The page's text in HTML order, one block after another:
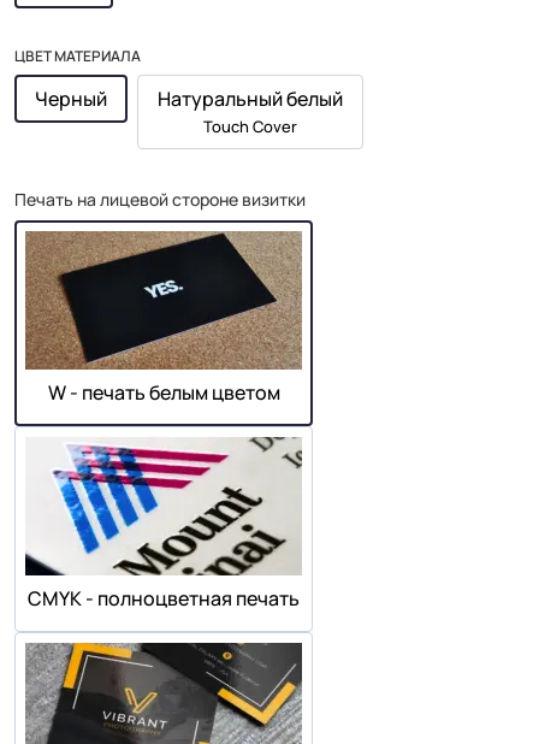
ЦВЕТ МАТЕРИАЛА
Черный Натуральный белый
Touch Cover
Печать на лицевой стороне визитки
W - печать белым цветом
СMYK - полноцветная печать